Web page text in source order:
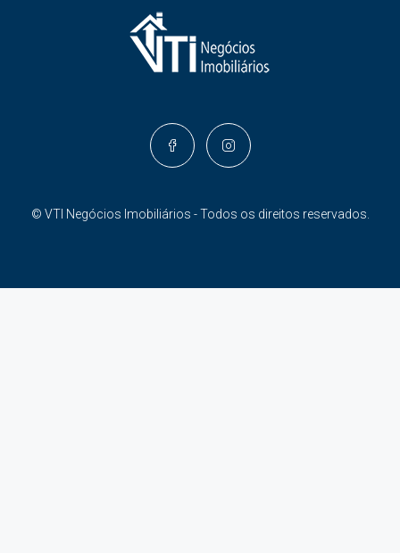
© VTI Negócios Imobiliários - Todos os direitos reservados.